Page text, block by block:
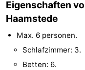
Schwimmbader
-
Radfahren
Wandern
Eigenschaften
Haamstede
Max. 6 personen.
Schlafzimmer: 3.
Betten: 6.